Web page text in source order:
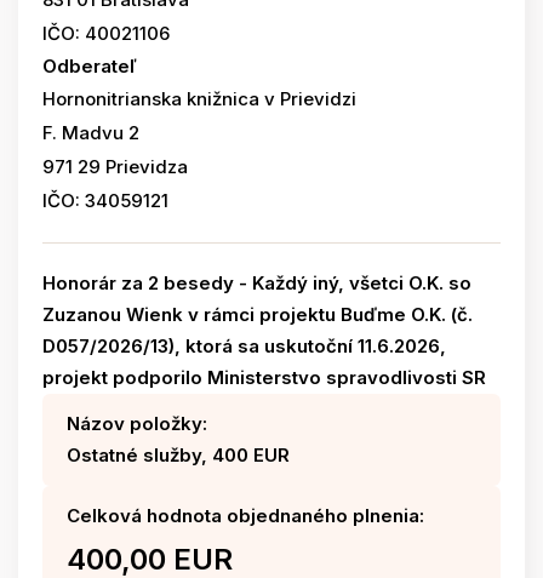
IČO: 40021106
Odberateľ
Hornonitrianska knižnica v Prievidzi
F. Madvu 2
971 29 Prievidza
IČO: 34059121
Honorár za 2 besedy - Každý iný, všetci O.K. so
Zuzanou Wienk v rámci projektu Buďme O.K. (č.
D057/2026/13), ktorá sa uskutoční 11.6.2026,
projekt podporilo Ministerstvo spravodlivosti SR
Názov položky:
Ostatné služby, 400 EUR
Celková hodnota objednaného plnenia:
400,00 EUR